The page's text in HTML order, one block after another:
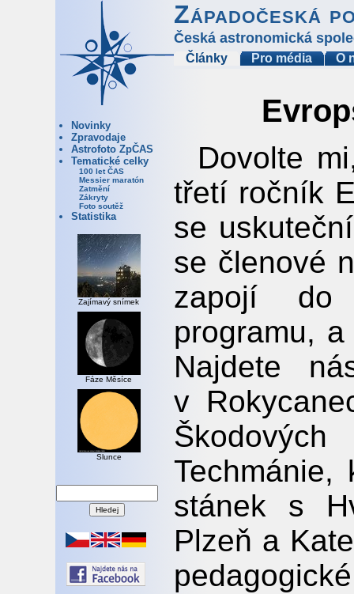
Západočeská
Česká astronomická
Články Pro média O
Novinky
Zpravodaje
Astrofoto ZpČAS
Tematické celky
100 let ČAS
Messier maratón
Zatmění
Zákryty
Foto soutěž
Statistika
Zajímavý snímek
Fáze Měsíce
Slunce
Dovolte
třetí ročník
se
se členové
zapojí do
programu,
Najdete
v
Techmánie,
stánek s
Plzeň a